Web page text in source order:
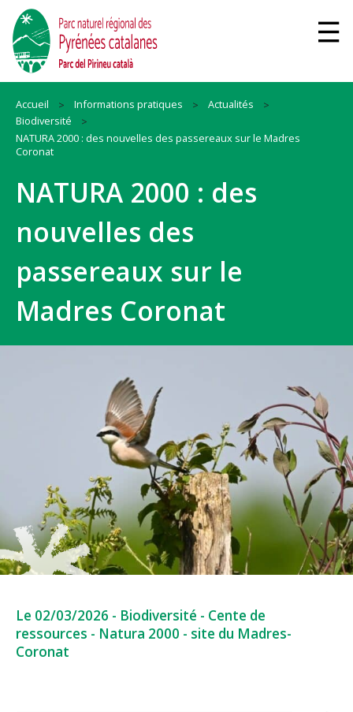
Accueil Informations pratiques
Actualités
Biodiversité
NATURA 2000 : des nouvelles des passereaux sur le Madres
Coronat
NATURA 2000 : des
nouvelles des
passereaux sur le
Madres Coronat
Le 02/03/2026 - Biodiversité - Cente de
ressources - Natura 2000 - site du Madres-
Coronat